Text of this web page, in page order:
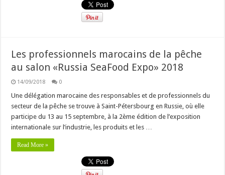
Les professionnels marocains de la pêche
au salon «Russia SeaFood Expo» 2018
14/09/2018 0
Une délégation marocaine des responsables et de professionnels du
secteur de la pêche se trouve à Saint-Pétersbourg en Russie, où elle
participe du 13 au 15 septembre, à la 2ème édition de l’exposition
internationale sur l’industrie, les produits et les …
Read More »